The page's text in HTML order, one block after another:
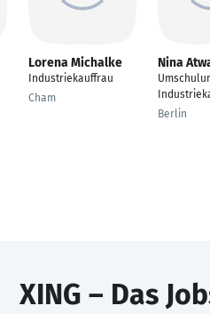
Lorena Michalke
Industriekauffrau
Cham
Nina
Berlin
XING – Das